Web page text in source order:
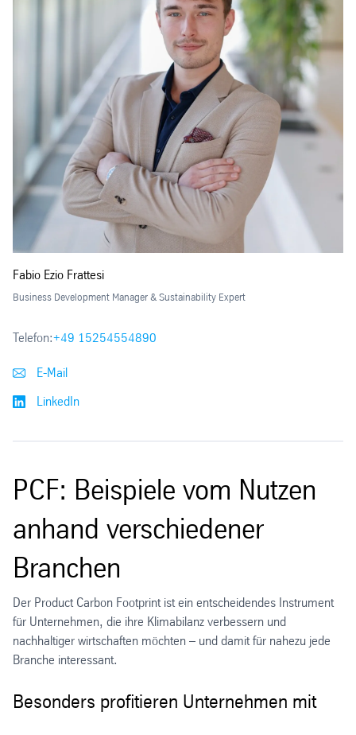
Fabio Ezio Frattesi
Business Development Manager & Sustainability Expert
Telefon:+49 15254554890
E-Mail
LinkedIn
PCF: Beispiele vom Nutzen
anhand verschiedener
Branchen
Der Product Carbon Footprint ist ein entscheidendes Instrument
für Unternehmen, die ihre Klimabilanz verbessern und
nachhaltiger wirtschaften möchten – und damit für nahezu jede
Branche interessant.
Besonders profitieren Unternehmen mit